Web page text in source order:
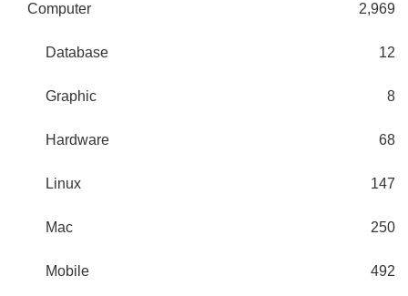
Computer 2,969
Database 12
Graphic 8
Hardware 68
Linux 147
Mac 250
Mobile 492